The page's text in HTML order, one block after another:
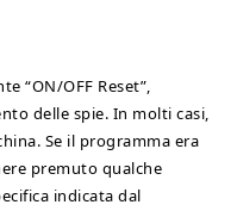
“ON/OFF Reset”,
delle spie. In molti casi,
Se il programma era
premuto qualche
indicata dal